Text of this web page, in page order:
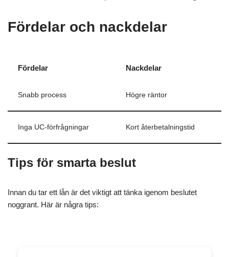
Fördelar och nackdelar
Fördelar Nackdelar
Snabb process Högre räntor
Inga UC-förfrågningar Kort återbetalningstid
Tips för smarta beslut
Innan du tar ett lån är det viktigt att tänka igenom beslutet
noggrant. Här är några tips: